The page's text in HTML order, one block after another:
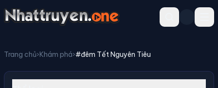
Trang chủ›Khám phá›#đêm Tết Nguyên Tiêu